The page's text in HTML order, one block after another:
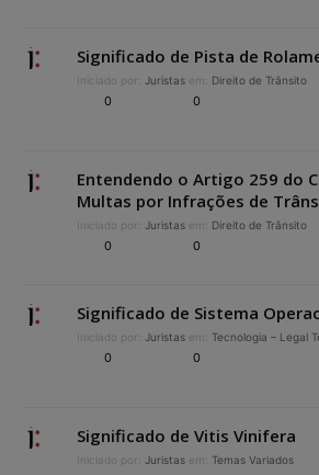
Significado de Pista de
Iniciado por: Juristas em: Direito de Trânsito
0 0
Entendendo o Artigo 259 do
Multas por Infrações de
Iniciado por: Juristas em: Direito de Trânsito
0 0
Significado de Sistema
Iniciado por: Juristas em: Tecnologia – Legal
0 0
Significado de Vitis Vinifera
Iniciado por: Juristas em: Temas Variados